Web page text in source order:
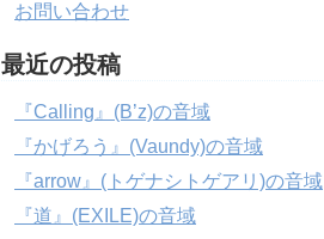
お問い合わせ
最近の投稿
『Calling』(B’z)の音域
『かげろう』(Vaundy)の音域
『arrow』(トゲナシトゲアリ)の音域
『道』(EXILE)の音域